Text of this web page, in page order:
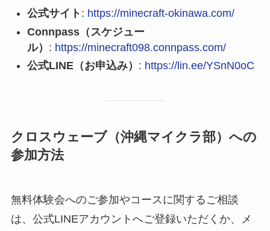
公式サイト : https://minecraft-okinawa.com/
Connpass（スケジュー
ル） : https://minecraft098.connpass.com/
公式LINE（お申込み） : https://lin.ee/YSnN0oC
クロスウェーブ（沖縄マイクラ部）への
参加方法
無料体験会へのご参加やコースに関するご相談
は、公式LINEアカウントへご登録いただくか、メ